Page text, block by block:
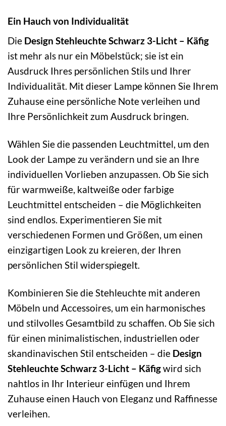
Ein Hauch von Individualität
Die Design Stehleuchte Schwarz 3-Licht – Käfig
ist mehr als nur ein Möbelstück; sie ist ein
Ausdruck Ihres persönlichen Stils und Ihrer
Individualität. Mit dieser Lampe können Sie Ihrem
Zuhause eine persönliche Note verleihen und
Ihre Persönlichkeit zum Ausdruck bringen.
Wählen Sie die passenden Leuchtmittel, um den
Look der Lampe zu verändern und sie an Ihre
individuellen Vorlieben anzupassen. Ob Sie sich
für warmweiße, kaltweiße oder farbige
Leuchtmittel entscheiden – die Möglichkeiten
sind endlos. Experimentieren Sie mit
verschiedenen Formen und Größen, um einen
einzigartigen Look zu kreieren, der Ihren
persönlichen Stil widerspiegelt.
Kombinieren Sie die Stehleuchte mit anderen
Möbeln und Accessoires, um ein harmonisches
und stilvolles Gesamtbild zu schaffen. Ob Sie sich
für einen minimalistischen, industriellen oder
skandinavischen Stil entscheiden – die Design
Stehleuchte Schwarz 3-Licht – Käfigwird sich
nahtlos in Ihr Interieur einfügen und Ihrem
Zuhause einen Hauch von Eleganz und Raffinesse
verleihen.